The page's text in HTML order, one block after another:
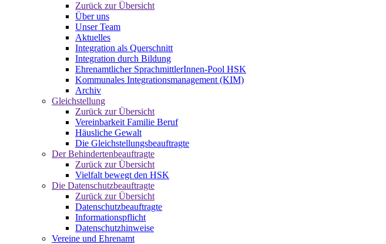
Zurück zur Übersicht
Über uns
Unser Team
Aktuelles
Integration als Querschnitt
Integration durch Bildung
Ehrenamtlicher SprachmittlerInnen-Pool HSK
Kommunales Integrationsmanagement (KIM)
Archiv
Gleichstellung
Zurück zur Übersicht
Vereinbarkeit Familie Beruf
Häusliche Gewalt
Die Gleichstellungsbeauftragte
Der Behindertenbeauftragte
Zurück zur Übersicht
Vielfalt bewegt den HSK
Die Datenschutzbeauftragte
Zurück zur Übersicht
Datenschutzbeauftragte
Informationspflicht
Datenschutzhinweise
Vereine und Ehrenamt